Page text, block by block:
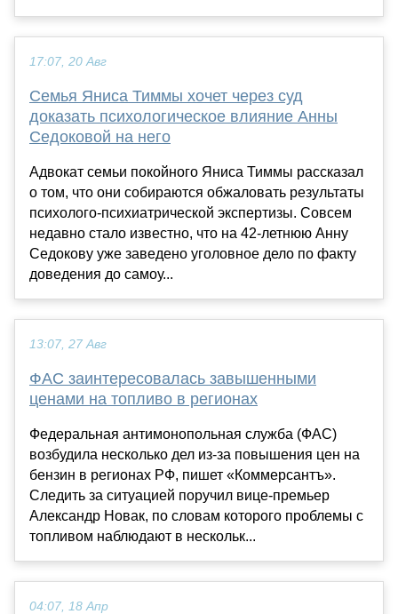
17:07, 20 Авг
Семья Яниса Тиммы хочет через суд
доказать психологическое влияние Анны
Седоковой на него
Адвокат семьи покойного Яниса Тиммы рассказал
о том, что они собираются обжаловать результаты
психолого-психиатрической экспертизы. Совсем
недавно стало известно, что на 42-летнюю Анну
Седокову уже заведено уголовное дело по факту
доведения до самоу...
13:07, 27 Авг
ФАС заинтересовалась завышенными
ценами на топливо в регионах
Федеральная антимонопольная служба (ФАС)
возбудила несколько дел из-за повышения цен на
бензин в регионах РФ, пишет «Коммерсантъ».
Следить за ситуацией поручил вице-премьер
Александр Новак, по словам которого проблемы с
топливом наблюдают в нескольк...
04:07, 18 Апр